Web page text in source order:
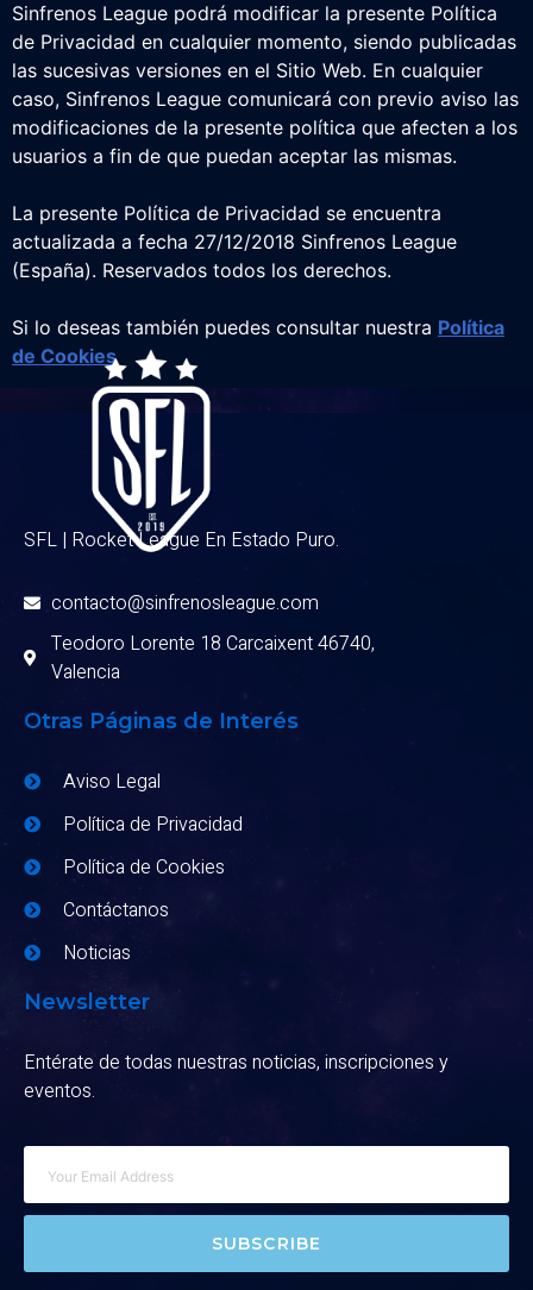
Sinfrenos League podrá modificar la presente Política
de Privacidad en cualquier momento, siendo publicadas
las sucesivas versiones en el Sitio Web. En cualquier
caso, Sinfrenos League comunicará con previo aviso las
modificaciones de la presente política que afecten a los
usuarios a fin de que puedan aceptar las mismas.
La presente Política de Privacidad se encuentra
actualizada a fecha 27/12/2018 Sinfrenos League
(España). Reservados todos los derechos.
Si lo deseas también puedes consultar nuestra Política
de Cookies
SFL | Rocket League En Estado Puro.
contacto@sinfrenosleague.com
Teodoro Lorente 18 Carcaixent 46740,
Valencia
Otras Páginas de Interés
Aviso Legal
Política de Privacidad
Política de Cookies
Contáctanos
Noticias
Newsletter
Entérate de todas nuestras noticias, inscripciones y
eventos.
SUBSCRIBE